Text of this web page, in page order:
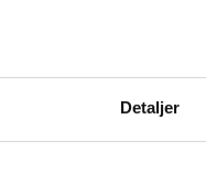
Detaljer